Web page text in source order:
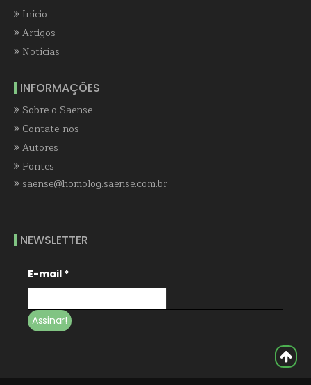
Início
Artigos
Notícias
INFORMAÇÕES
Sobre o Saense
Contate-nos
Autores
Fontes
saense@homolog.saense.com.br
NEWSLETTER
E-mail *